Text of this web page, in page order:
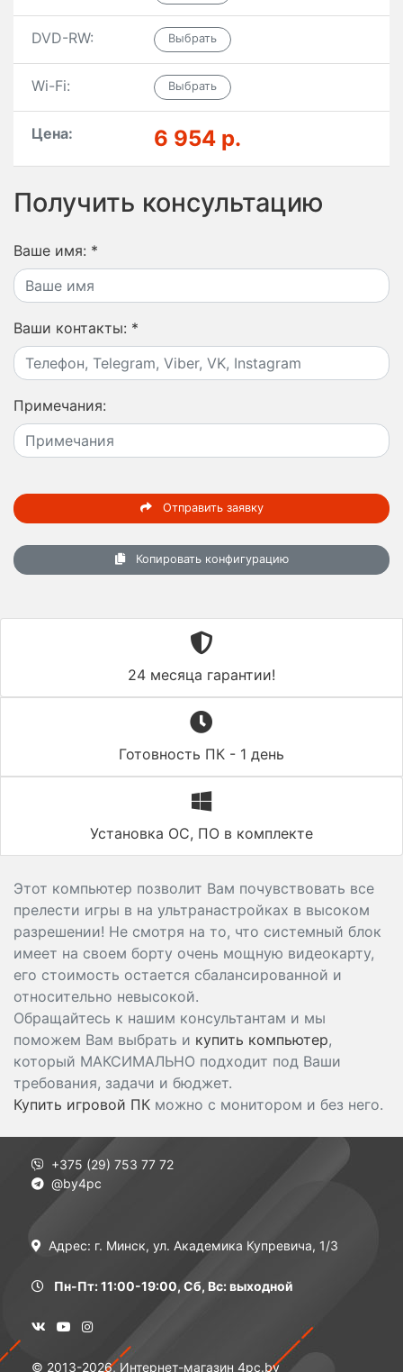
DVD-RW:
Wi-Fi:
Цена: 6 954 р.
Получить консультацию
Ваше имя: *
Ваши контакты: *
Примечания:
Отправить заявку
Копировать конфигурацию
24 месяца гарантии!
Готовность ПК - 1 день
Установка ОС, ПО в комплекте
Этот компьютер позволит Вам почувствовать все
прелести игры в на ультранастройках в высоком
разрешении! Не смотря на то, что системный блок
имеет на своем борту очень мощную видеокарту,
его стоимость остается сбалансированной и
относительно невысокой.
Обращайтесь к нашим консультантам и мы
поможем Вам выбрать и купить компьютер,
который МАКСИМАЛЬНО подходит под Ваши
требования, задачи и бюджет.
Купить игровой ПК можно с монитором и без него.
+375 (29) 753 77 72
@by4pc
Адрес: г. Минск, ул. Академика Купревича, 1/3
Пн-Пт: 11:00-19:00, Сб, Вс: выходной
© 2013-2026, Интернет-магазин 4pc.by